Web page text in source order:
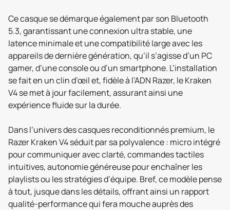
Ce casque se démarque également par son Bluetooth
5.3, garantissant une connexion ultra stable, une
latence minimale et une compatibilité large avec les
appareils de dernière génération, qu’il s’agisse d’un PC
gamer, d’une console ou d’un smartphone. L’installation
se fait en un clin d’œil et, fidèle à l’ADN Razer, le Kraken
V4 se met à jour facilement, assurant ainsi une
expérience fluide sur la durée.
Dans l’univers des casques reconditionnés premium, le
Razer Kraken V4 séduit par sa polyvalence : micro intégré
pour communiquer avec clarté, commandes tactiles
intuitives, autonomie généreuse pour enchaîner les
playlists ou les stratégies d’équipe. Bref, ce modèle pense
à tout, jusque dans les détails, offrant ainsi un rapport
qualité-performance qui fera mouche auprès des